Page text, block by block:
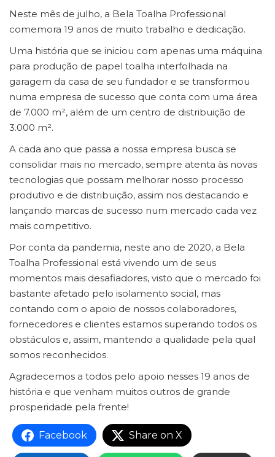
Neste mês de julho, a Bela Toalha Professional
comemora 19 anos de muito trabalho e dedicação.
Uma história que se iniciou com apenas uma máquina
para produção de papel toalha interfolhada na
garagem da casa de seu fundador e se transformou
numa empresa de sucesso que conta com uma área
de 7.000 m², além de um centro de distribuição de
3.000 m².
A cada ano que passa a nossa empresa busca se
consolidar mais no mercado, sempre atenta às novas
tecnologias que possam melhorar nosso processo
produtivo e de distribuição, assim nos destacando e
lançando marcas de sucesso num mercado cada vez
mais competitivo.
Por conta da pandemia, neste ano de 2020, a Bela
Toalha Professional está vivendo um de seus
momentos mais desafiadores, visto que o mercado foi
bastante afetado pelo isolamento social, mas
contando com o apoio de nossos colaboradores,
fornecedores e clientes estamos superando todos os
obstáculos e, assim, mantendo a qualidade pela qual
somos reconhecidos.
Agradecemos a todos pelo apoio nesses 19 anos de
história e que venham muitos outros de grande
prosperidade pela frente!
Facebook Share on X